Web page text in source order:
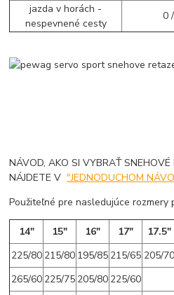
jazda v horách -
nespevnené cesty
0
NÁVOD, AKO SI VYBRAŤ
NÁJDETE V"JEDNODUCHOM
Použiteľné pre nasledujúce rozmery
14" 15" 16" 17" 17.5"
225/80 215/80 195/85 215/65 205/70
265/60 225/75 205/80 225/60